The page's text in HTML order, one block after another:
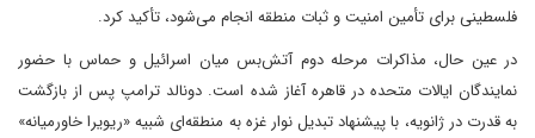
فلسطینی برای تأمین امنیت و ثبات منطقه انجام می‌شود، تأکید کرد.
در عین حال، مذاکرات مرحله دوم آتش‌بس میان اسرائیل و حماس با حضور
نمایندگان ایالات متحده در قاهره آغاز شده است. دونالد ترامپ پس از بازگشت
به قدرت در ژانویه، با پیشنهاد تبدیل نوار غزه به منطقه‌ای شبیه «ریویرا خاورمیانه»